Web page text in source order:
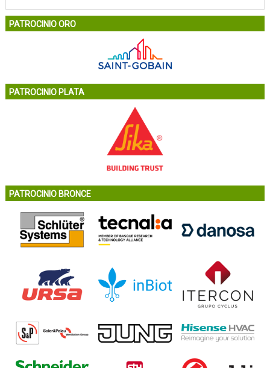
PATROCINIO ORO
PATROCINIO PLATA
PATROCINIO BRONCE